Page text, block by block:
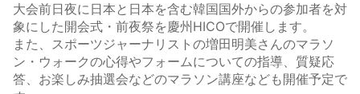
大会前日夜に日本と日本を含む韓国国外からの参加者を対
象にした開会式・前夜祭を慶州HICOで開催します。
また、スポーツジャーナリストの増田明美さんのマラソ
ン・ウォークの心得やフォームについての指導、質疑応
答、お楽しみ抽選会などのマラソン講座なども開催予定で